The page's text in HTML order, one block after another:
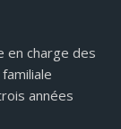
en charge des
années